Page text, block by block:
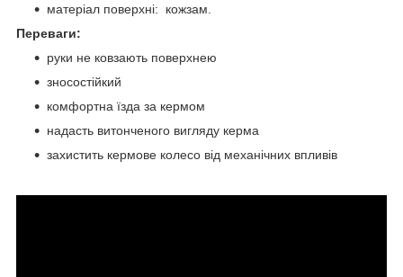
матеріал поверхні: кожзам.
Переваги:
руки не ковзають поверхнею
зносостійкий
комфортна їзда за кермом
надасть витонченого вигляду керма
захистить кермове колесо від механічних впливів